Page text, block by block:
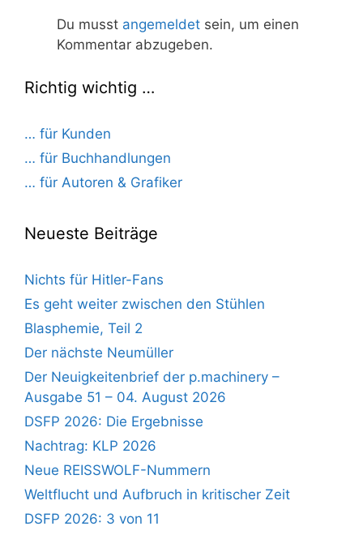
Du musst angemeldet sein, um einen
Kommentar abzugeben.
Richtig wichtig …
… für Kunden
… für Buchhandlungen
… für Autoren & Grafiker
Neueste Beiträge
Nichts für Hitler-Fans
Es geht weiter zwischen den Stühlen
Blasphemie, Teil 2
Der nächste Neumüller
Der Neuigkeitenbrief der p.machinery –
Ausgabe 51 – 04. August 2026
DSFP 2026: Die Ergebnisse
Nachtrag: KLP 2026
Neue REISSWOLF-Nummern
Weltflucht und Aufbruch in kritischer Zeit
DSFP 2026: 3 von 11